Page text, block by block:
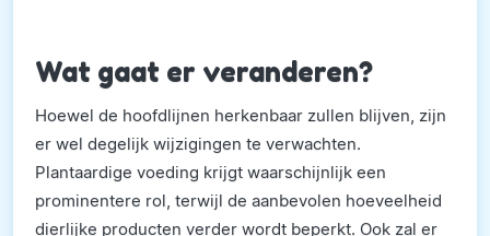
Wat gaat er veranderen?
Hoewel de hoofdlijnen herkenbaar zullen blijven, zijn
er wel degelijk wijzigingen te verwachten.
Plantaardige voeding krijgt waarschijnlijk een
prominentere rol, terwijl de aanbevolen hoeveelheid
dierlijke producten verder wordt beperkt. Ook zal er